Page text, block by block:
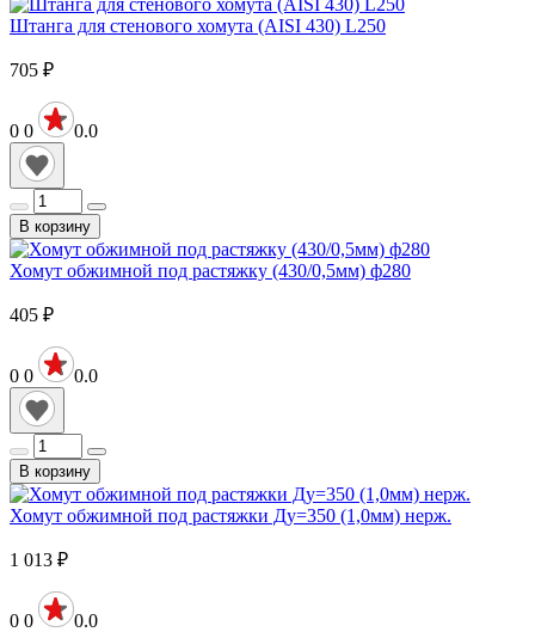
Штанга для стенового хомута (AISI 430) L250
705 ₽
0 0 0.0
В корзину
Хомут обжимной под растяжку (430/0,5мм) ф280
405 ₽
0 0 0.0
В корзину
Хомут обжимной под растяжки Ду=350 (1,0мм) нерж.
1 013 ₽
0 0 0.0